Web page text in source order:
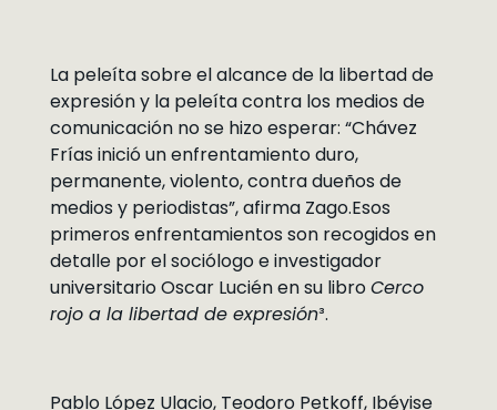
La peleíta sobre el alcance de la libertad de
expresión y la peleíta contra los medios de
comunicación no se hizo esperar: “Chávez
Frías inició un enfrentamiento duro,
permanente, violento, contra dueños de
medios y periodistas”, afirma Zago.Esos
primeros enfrentamientos son recogidos en
detalle por el sociólogo e investigador
universitario Oscar Lucién en su libroCerco
rojo a la libertad de expresión³.
Pablo López Ulacio, Teodoro Petkoff, Ibéyise